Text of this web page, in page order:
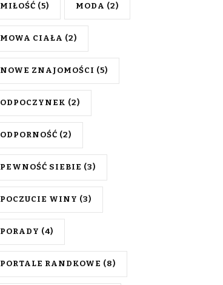
MIŁOŚĆ (5) MODA (2)
MOWA CIAŁA (2)
NOWE ZNAJOMOŚCI (5)
ODPOCZYNEK (2)
ODPORNOŚĆ (2)
PEWNOŚĆ SIEBIE (3)
POCZUCIE WINY (3)
PORADY (4)
PORTALE RANDKOWE (8)